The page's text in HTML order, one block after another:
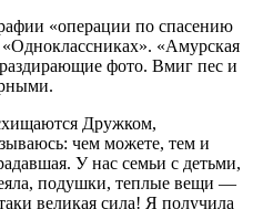
«операции по спасению
«Амурская
фото. Вмиг пес и
Дружком,
чем можете, тем и
У нас семьи с детьми,
подушки, теплые вещи —
великая сила! Я получила